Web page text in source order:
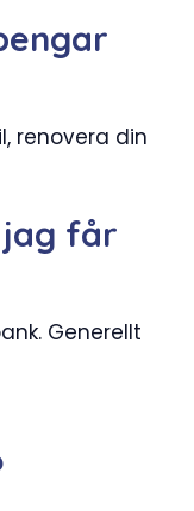
renovera din
jag får
Generellt